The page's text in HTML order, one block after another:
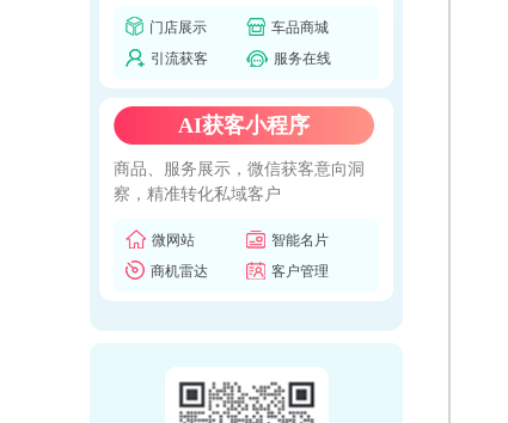
门店展示
车品商城
引流获客
服务在线
AI获客小程序
商品、服务展示，微信获客意向洞
察，精准转化私域客户
微网站
智能名片
商机雷达
客户管理